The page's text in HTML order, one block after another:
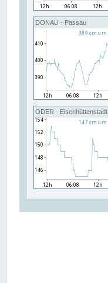
DONAU - Passau
ODER - Eisenhüttenstadt